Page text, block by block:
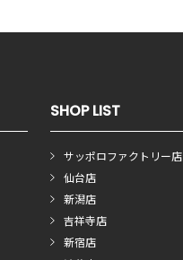
SHOP LIST
サッポロファクトリー店
仙台店
新潟店
吉祥寺店
新宿店